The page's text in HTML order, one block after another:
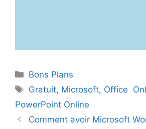
Catégories
Bons Plans
Étiquettes
Gratuit, Microsoft, Office
PowerPoint Online
Comment avoir Microsoft